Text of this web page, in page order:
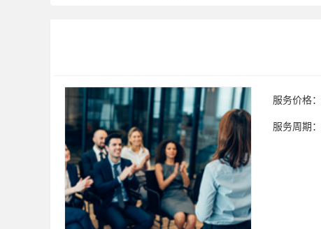
服务价格：
服务周期：